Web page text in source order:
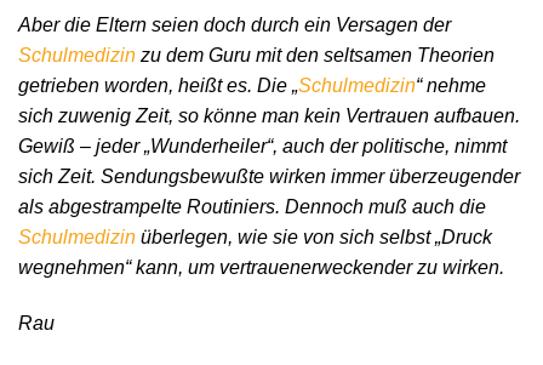
Aber die Eltern seien doch durch ein Versagen der
Schulmedizin zu dem Guru mit den seltsamen Theorien
getrieben worden, heißt es. Die „Schulmedizin“ nehme
sich zuwenig Zeit, so könne man kein Vertrauen aufbauen.
Gewiß – jeder „Wunderheiler“, auch der politische, nimmt
sich Zeit. Sendungsbewußte wirken immer überzeugender
als abgestrampelte Routiniers. Dennoch muß auch die
Schulmedizin überlegen, wie sie von sich selbst „Druck
wegnehmen“ kann, um vertrauenerweckender zu wirken.
Rau